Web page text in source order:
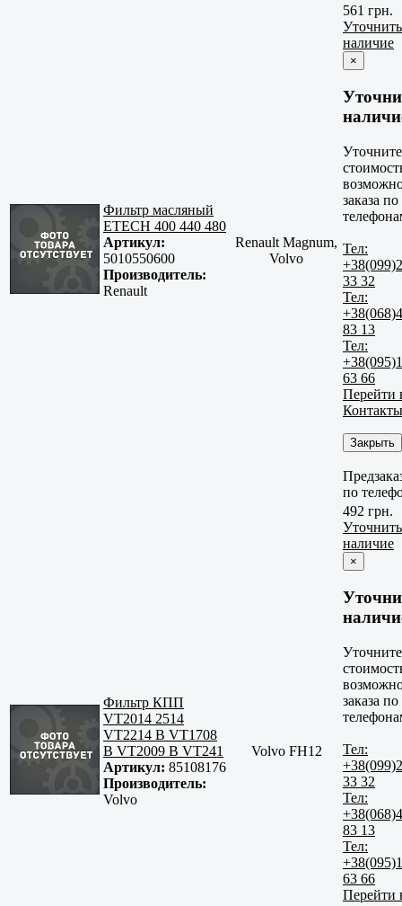
Фильтр масляный
ETECH 400 440 480
Артикул:
5010550600
Производитель:
Renault
Renault Magnum,
Volvo
561 грн.
Уточнить
наличие
×
Уточните
заказа по
Тел:
33 32
Тел:
83 13
Тел:
63 66
Перейти
Контакты
Закрыть
по
Фильтр КПП
VT2014 2514
VT2214 B VT1708
B VT2009 B VT241
Артикул: 85108176
Производитель:
Volvo
Volvo FH12
492 грн.
Уточнить
наличие
×
Уточните
заказа по
Тел:
33 32
Тел:
83 13
Тел:
63 66
Перейти